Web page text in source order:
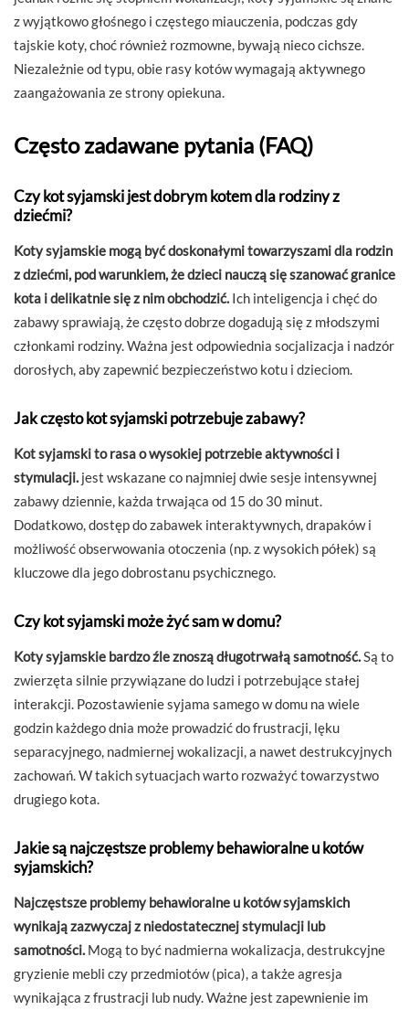
z wyjątkowo głośnego i częstego miauczenia, podczas gdy
tajskie koty, choć również rozmowne, bywają nieco cichsze.
Niezależnie od typu, obie rasy kotów wymagają aktywnego
zaangażowania ze strony opiekuna.
Często zadawane pytania (FAQ)
Czy kot syjamski jest dobrym kotem dla rodziny z
dziećmi?
Koty syjamskie mogą być doskonałymi towarzyszami dla rodzin
z dziećmi, pod warunkiem, że dzieci nauczą się szanować granice
kota i delikatnie się z nim obchodzić. Ich inteligencja i chęć do
zabawy sprawiają, że często dobrze dogadują się z młodszymi
członkami rodziny. Ważna jest odpowiednia socjalizacja i nadzór
dorosłych, aby zapewnić bezpieczeństwo kotu i dzieciom.
Jak często kot syjamski potrzebuje zabawy?
Kot syjamski to rasa o wysokiej potrzebie aktywności i
stymulacji. jest wskazane co najmniej dwie sesje intensywnej
zabawy dziennie, każda trwająca od 15 do 30 minut.
Dodatkowo, dostęp do zabawek interaktywnych, drapaków i
możliwość obserwowania otoczenia (np. z wysokich półek) są
kluczowe dla jego dobrostanu psychicznego.
Czy kot syjamski może żyć sam w domu?
Koty syjamskie bardzo źle znoszą długotrwałą samotność.Są to
zwierzęta silnie przywiązane do ludzi i potrzebujące stałej
interakcji. Pozostawienie syjama samego w domu na wiele
godzin każdego dnia może prowadzić do frustracji, lęku
separacyjnego, nadmiernej wokalizacji, a nawet destrukcyjnych
zachowań. W takich sytuacjach warto rozważyć towarzystwo
drugiego kota.
Jakie są najczęstsze problemy behawioralne u kotów
syjamskich?
Najczęstsze problemy behawioralne u kotów syjamskich
wynikają zazwyczaj z niedostatecznej stymulacji lub
samotności. Mogą to być nadmierna wokalizacja, destrukcyjne
gryzienie mebli czy przedmiotów (pica), a także agresja
wynikająca z frustracji lub nudy. Ważne jest zapewnienie im